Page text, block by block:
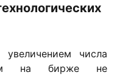
числа
на бирже не